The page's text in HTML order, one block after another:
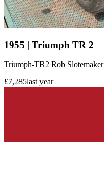
1955 | Triumph TR 2
Triumph-TR2 Rob Slotemaker
£7,285last year